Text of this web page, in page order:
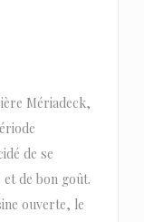
Mériadeck,
de se
de bon goût.
ouverte, le